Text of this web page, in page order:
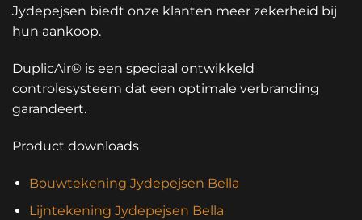
Jydepejsen biedt onze klanten meer zekerheid bij
hun aankoop.
DuplicAir® is een speciaal ontwikkeld
controlesysteem dat een optimale verbranding
garandeert.
Product downloads
Bouwtekening Jydepejsen Bella
Lijntekening Jydepejsen Bella